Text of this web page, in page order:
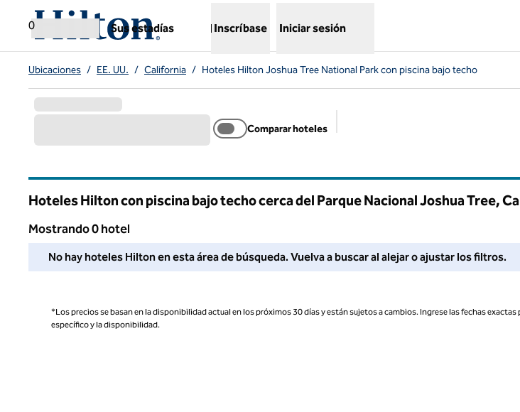
Saltar a contenido
0
Sus estadías Inscríbase Iniciar sesión
Ubicaciones / EE. UU. / California / Hoteles Hilton Joshua Tree National Park con piscina bajo techo
Comparar hoteles
Hoteles Hilton con piscina bajo techo cerca del Parque Nacional Joshua Tree,
Mostrando 0 hotel
No pudimos encontrar ningún hotel para usted en esta área. Ajuste los filtros o intente alejar la
No hay hoteles Hilton en esta área de búsqueda. Vuelva a buscar al alejar o ajustar los filtros.
*Los precios se basan en la disponibilidad actual en los próximos 30 días y están sujetos a cambios. Ingrese las fechas exactas
específico y la disponibilidad.